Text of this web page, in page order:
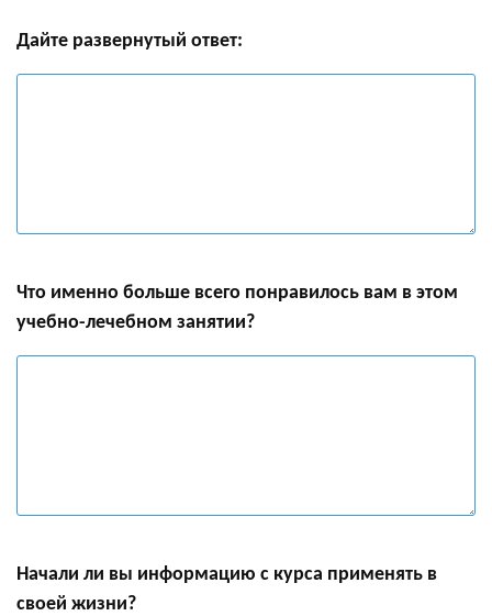
Дайте развернутый ответ:
Что именно больше всего понравилось вам в этом
учебно-лечебном занятии?
Начали ли вы информацию с курса применять в
своей жизни?